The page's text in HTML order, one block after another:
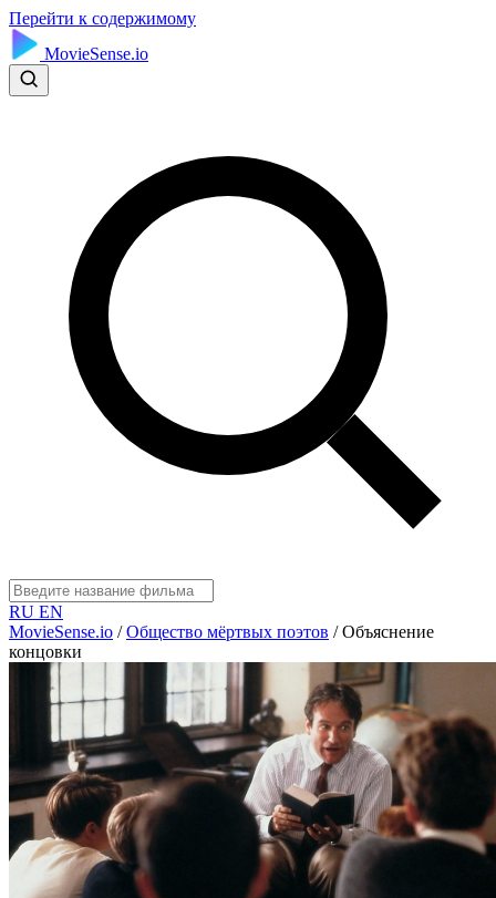
Перейти к содержимому
MovieSense.io
RU EN
MovieSense.io / Общество мёртвых поэтов / Объяснение
концовки